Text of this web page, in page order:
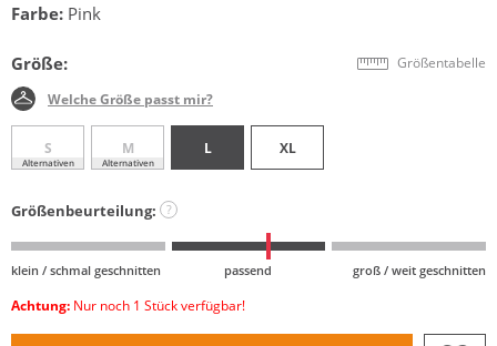
Farbe: Pink
Größe: Größentabelle
Welche Größe passt mir?
S
Alternativen
M
Alternativen
L XL
Größenbeurteilung: ?
klein / schmal geschnitten passend groß / weit geschnitten
Achtung: Nur noch 1 Stück verfügbar!